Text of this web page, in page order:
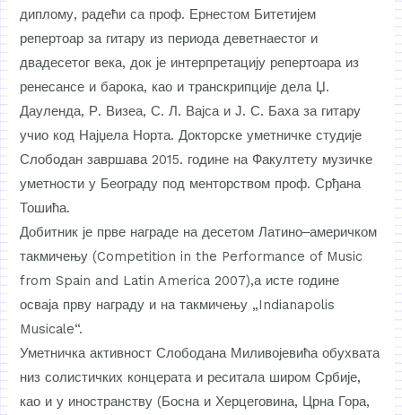
диплому, радећи са проф. Ернестом Битетијем
репертоар за гитару из периода деветнаестог и
двадесетог века, док је интерпретацију репертоара из
ренесансе и барока, као и транскрипције дела Џ.
Дауленда, Р. Визеа, С. Л. Вајса и Ј. С. Баха за гитару
учио код Најџела Норта. Докторске уметничке студије
Слободан завршава 2015. године на Факултету музичке
уметности у Београду под менторством проф. Срђана
Тошића.
Добитник је прве награде на десетом Латино‒америчком
такмичењу (Competition in the Performance of Music
from Spain and Latin America 2007),а исте године
осваја прву награду и на такмичењу „Indianapolis
Musicale“.
Уметничка активност Слободана Миливојевића обухвата
низ солистичких концерата и реситала широм Србије,
као и у иностранству (Босна и Херцеговина, Црна Гора,